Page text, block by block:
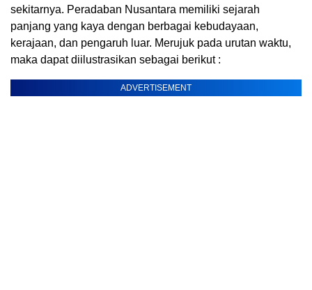
sekitarnya. Peradaban Nusantara memiliki sejarah
panjang yang kaya dengan berbagai kebudayaan,
kerajaan, dan pengaruh luar. Merujuk pada urutan waktu,
maka dapat diilustrasikan sebagai berikut :
ADVERTISEMENT